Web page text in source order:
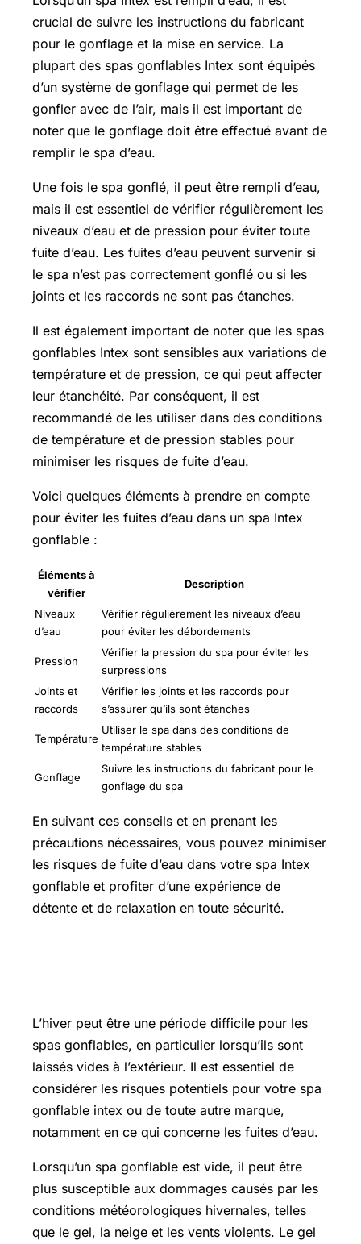
crucial de suivre les instructions du fabricant
pour le gonflage et la mise en service. La
plupart des spas gonflables Intex sont équipés
d’un système de gonflage qui permet de les
gonfler avec de l’air, mais il est important de
noter que le gonflage doit être effectué avant de
remplir le spa d’eau.
Une fois le spa gonflé, il peut être rempli d’eau,
mais il est essentiel de vérifier régulièrement les
niveaux d’eau et de pression pour éviter toute
fuite d’eau. Les fuites d’eau peuvent survenir si
le spa n’est pas correctement gonflé ou si les
joints et les raccords ne sont pas étanches.
Il est également important de noter que les spas
gonflables Intex sont sensibles aux variations de
température et de pression, ce qui peut affecter
leur étanchéité. Par conséquent, il est
recommandé de les utiliser dans des conditions
de température et de pression stables pour
minimiser les risques de fuite d’eau.
Voici quelques éléments à prendre en compte
pour éviter les fuites d’eau dans un spa Intex
gonflable :
Éléments à
vérifier
Description
Niveaux
d’eau
Vérifier régulièrement les niveaux d’eau
pour éviter les débordements
Pression
Vérifier la pression du spa pour éviter les
surpressions
Joints et
raccords
Vérifier les joints et les raccords pour
s’assurer qu’ils sont étanches
Température
Utiliser le spa dans des conditions de
température stables
Gonflage
Suivre les instructions du fabricant pour le
gonflage du spa
En suivant ces conseils et en prenant les
précautions nécessaires, vous pouvez minimiser
les risques de fuite d’eau dans votre spa Intex
gonflable et profiter d’une expérience de
détente et de relaxation en toute sécurité.
L’hiver peut être une période difficile pour les
spas gonflables, en particulier lorsqu’ils sont
laissés vides à l’extérieur. Il est essentiel de
considérer les risques potentiels pour votre spa
gonflable intex ou de toute autre marque,
notamment en ce qui concerne les fuites d’eau.
Lorsqu’un spa gonflable est vide, il peut être
plus susceptible aux dommages causés par les
conditions météorologiques hivernales, telles
que le gel, la neige et les vents violents. Le gel